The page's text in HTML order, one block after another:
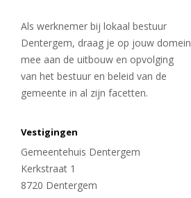
Als werknemer bij lokaal bestuur
Dentergem, draag je op jouw domein
mee aan de uitbouw en opvolging
van het bestuur en beleid van de
gemeente in al zijn facetten.
Vestigingen
Gemeentehuis Dentergem
Kerkstraat 1
8720 Dentergem